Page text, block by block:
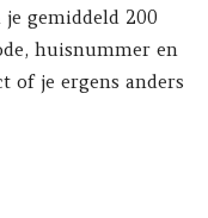
gemiddeld 200
huisnummer en
of je ergens anders